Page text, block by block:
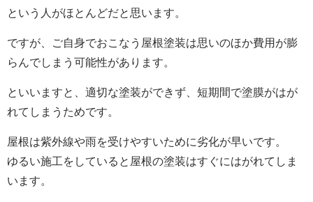
という人がほとんどだと思います。
ですが、ご自身でおこなう屋根塗装は思いのほか費用が膨
らんでしまう可能性があります。
といいますと、適切な塗装ができず、短期間で塗膜がはが
れてしまうためです。
屋根は紫外線や雨を受けやすいために劣化が早いです。
ゆるい施工をしていると屋根の塗装はすぐにはがれてしま
います。